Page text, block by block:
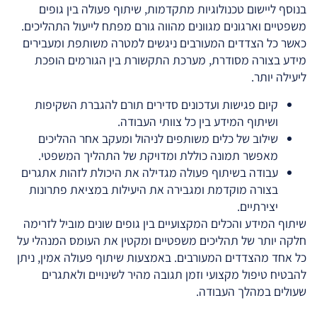
בנוסף ליישום טכנולוגיות מתקדמות, שיתוף פעולה בין גופים
משפטיים וארגונים מגוונים מהווה גורם מפתח לייעול התהליכים.
כאשר כל הצדדים המעורבים ניגשים למטרה משותפת ומעבירים
מידע בצורה מסודרת, מערכת התקשורת בין הגורמים הופכת
ליעילה יותר.
קיום פגישות ועדכונים סדירים תורם להגברת השקיפות
ושיתוף המידע בין כל צוותי העבודה.
שילוב של כלים משותפים לניהול ומעקב אחר ההליכים
מאפשר תמונה כוללת ומדויקת של התהליך המשפטי.
עבודה בשיתוף פעולה מגדילה את היכולת לזהות אתגרים
בצורה מוקדמת ומגבירה את היעילות במציאת פתרונות
יצירתיים.
שיתוף המידע והכלים המקצועיים בין גופים שונים מוביל לזרימה
חלקה יותר של תהליכים משפטיים ומקטין את העומס המנהלי על
כל אחד מהצדדים המעורבים. באמצעות שיתוף פעולה אמין, ניתן
להבטיח טיפול מקצועי וזמן תגובה מהיר לשינויים ולאתגרים
שעולים במהלך העבודה.